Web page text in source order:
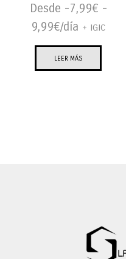
Desde -7,99€ -
9,99€/día + IGIC
LEER MÁS